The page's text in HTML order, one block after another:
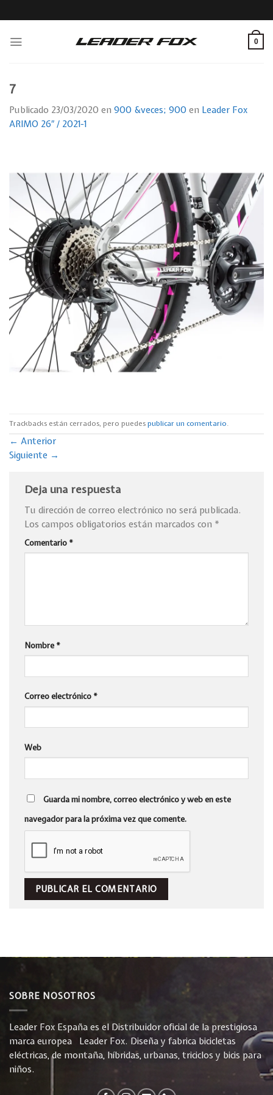
to
0
7
Publicado 23/03/2020 en 900 &veces; 900 en Leader Fox
ARIMO 26″ / 2021-1
Trackbacks están cerrados, pero puedespublicar un comentario.
← Anterior
Siguiente →
Deja una respuesta
Tu dirección de correo electrónico no será publicada.
Los campos obligatorios están marcados con *
Comentario *
Nombre *
Correo electrónico *
Web
Guarda mi nombre, correo electrónico y web en este
navegador para la próxima vez que comente.
SOBRE NOSOTROS
Leader Fox España es el Distribuidor oficial de la prestigiosa
marca europea Leader Fox. Diseña y fabrica bicicletas
eléctricas, de montaña, híbridas, urbanas, triciclos y bicis para
niños.